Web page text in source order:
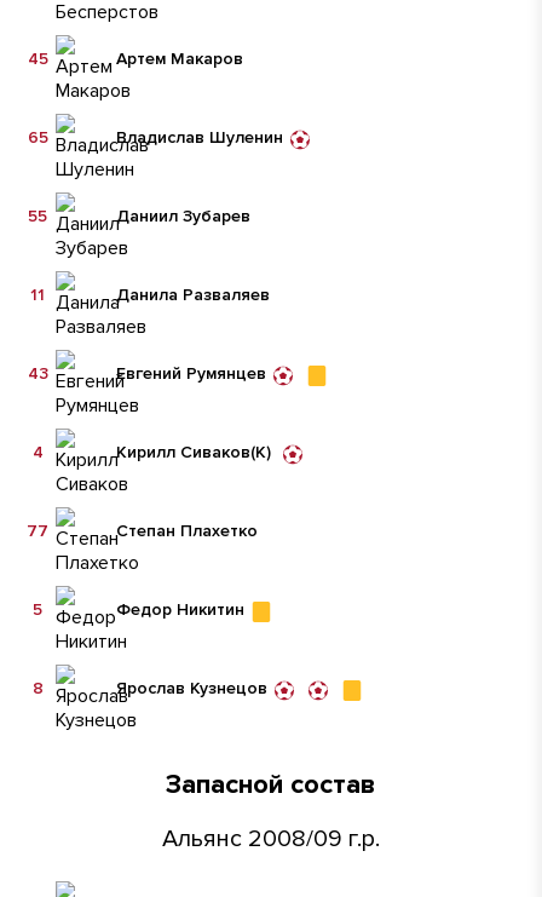
Артем Макаров
45
Владислав Шуленин
65
Даниил Зубарев
55
Данила Разваляев
11
Евгений Румянцев
43
Кирилл Сиваков(К)
4
Степан Плахетко
77
Федор Никитин
5
Ярослав Кузнецов
8
Запасной состав
Альянс 2008/09 г.р.